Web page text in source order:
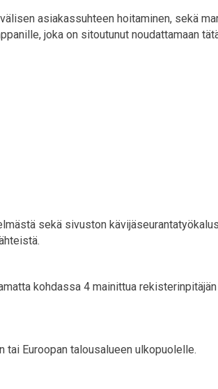
asiakassuhteen hoitaminen, sekä
joka on sitoutunut noudattamaan
sekä sivuston
kohdassa 4 mainittua
tai Euroopan talousalueen ulkopuolelle.